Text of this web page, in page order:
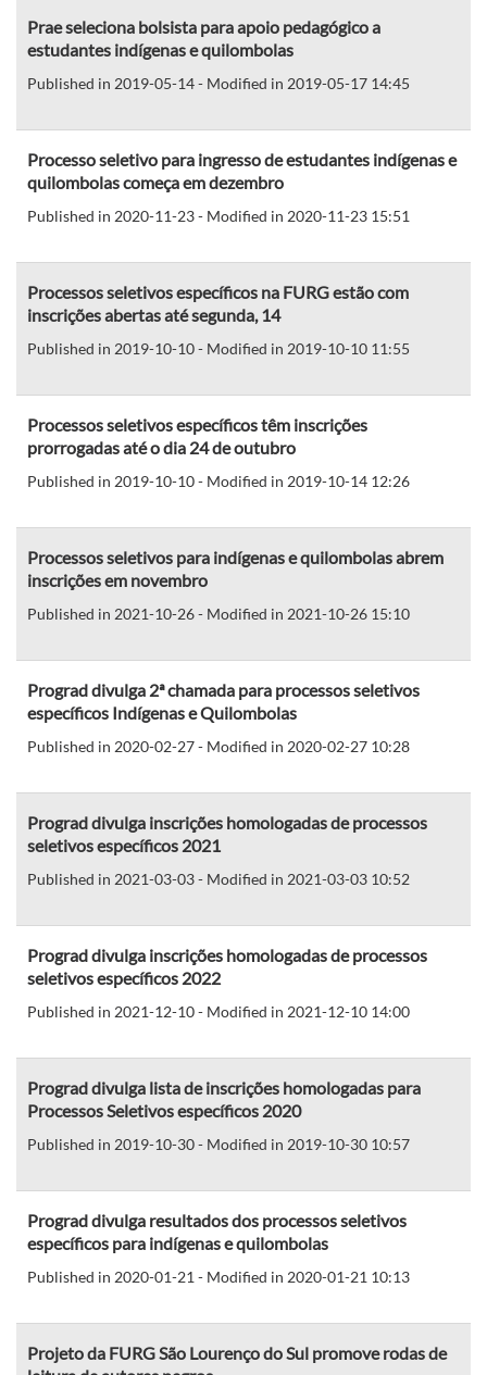
Prae seleciona bolsista para apoio pedagógico a
estudantes indígenas e quilombolas
Published in 2019-05-14 - Modified in 2019-05-17 14:45
Processo seletivo para ingresso de estudantes indígenas e
quilombolas começa em dezembro
Published in 2020-11-23 - Modified in 2020-11-23 15:51
Processos seletivos específicos na FURG estão com
inscrições abertas até segunda, 14
Published in 2019-10-10 - Modified in 2019-10-10 11:55
Processos seletivos específicos têm inscrições
prorrogadas até o dia 24 de outubro
Published in 2019-10-10 - Modified in 2019-10-14 12:26
Processos seletivos para indígenas e quilombolas abrem
inscrições em novembro
Published in 2021-10-26 - Modified in 2021-10-26 15:10
Prograd divulga 2ª chamada para processos seletivos
específicos Indígenas e Quilombolas
Published in 2020-02-27 - Modified in 2020-02-27 10:28
Prograd divulga inscrições homologadas de processos
seletivos específicos 2021
Published in 2021-03-03 - Modified in 2021-03-03 10:52
Prograd divulga inscrições homologadas de processos
seletivos específicos 2022
Published in 2021-12-10 - Modified in 2021-12-10 14:00
Prograd divulga lista de inscrições homologadas para
Processos Seletivos específicos 2020
Published in 2019-10-30 - Modified in 2019-10-30 10:57
Prograd divulga resultados dos processos seletivos
específicos para indígenas e quilombolas
Published in 2020-01-21 - Modified in 2020-01-21 10:13
Projeto da FURG São Lourenço do Sul promove rodas de